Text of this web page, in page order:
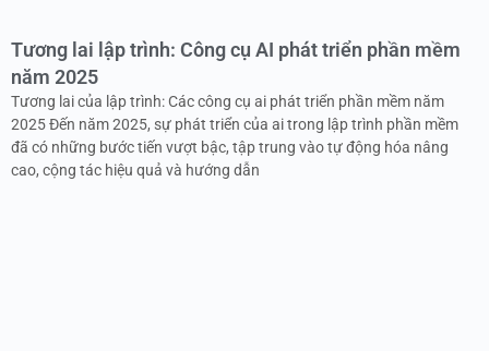
Tương lai lập trình: Công cụ AI phát triển phần mềm
năm 2025
Tương lai của lập trình: Các công cụ ai phát triển phần mềm năm
2025 Đến năm 2025, sự phát triển của ai trong lập trình phần mềm
đã có những bước tiến vượt bậc, tập trung vào tự động hóa nâng
cao, cộng tác hiệu quả và hướng dẫn